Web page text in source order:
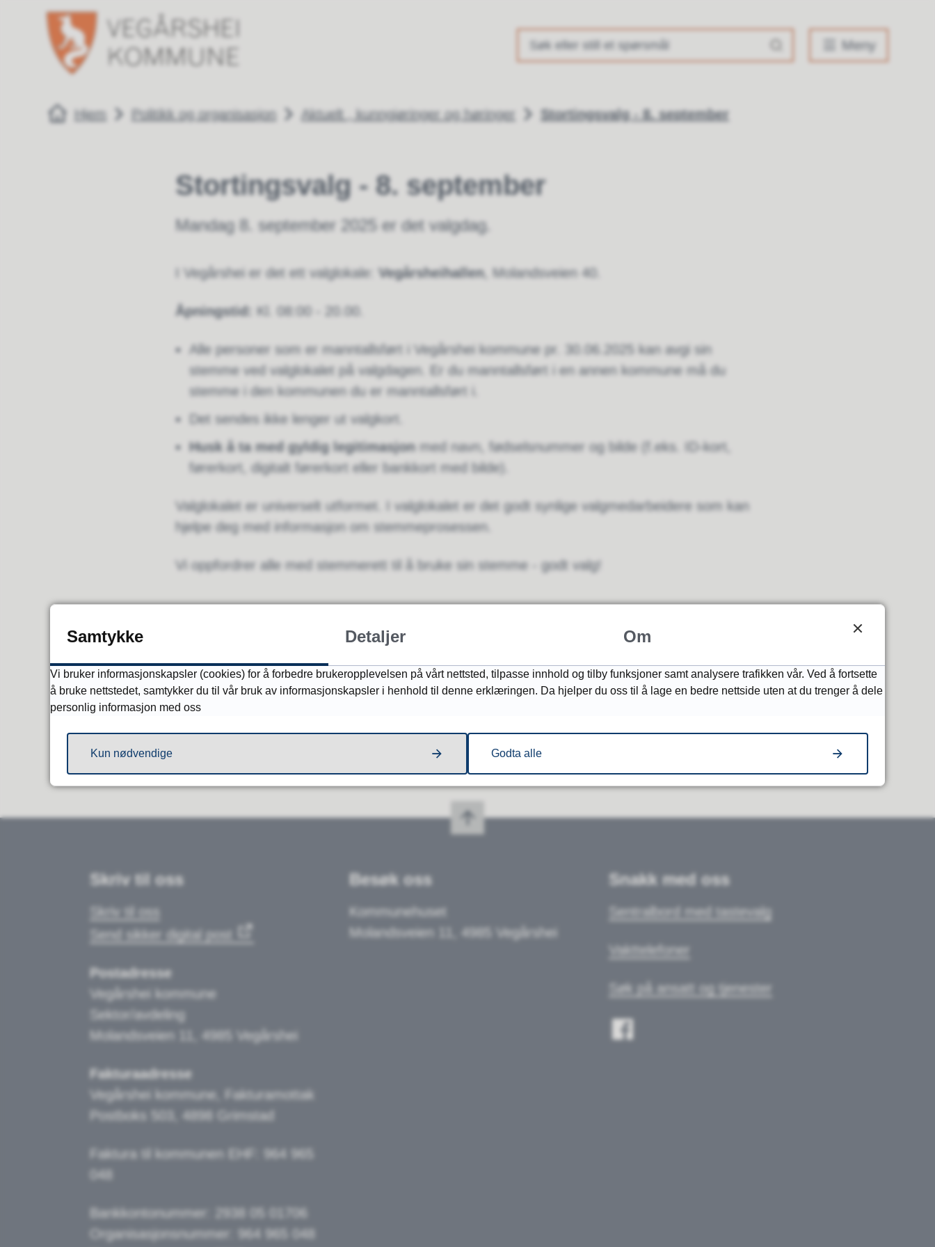
Vegårshei kommune
Meny
Du er her:
Hjem Politikk og organisasjon Aktuelt , kunngjøringer og høringer Stortingsvalg - 8. september
Stortingsvalg - 8. september
Mandag 8. september 2025 er det valgdag.
I Vegårshei er det ett valglokale: Vegårsheihallen, Molandsveien 40.
Åpningstid: Kl. 08:00 - 20.00.
Alle personer som er manntallsført i Vegårshei kommune pr. 30.06.2025 kan avgi sin
stemme ved valglokalet på valgdagen. Er du manntallsført i en annen kommune må du
stemme i den kommunen du er manntallsført i.
Det sendes ikke lenger ut valgkort.
Husk å ta med gyldig legitimasjon med navn, fødselsnummer og bilde (f.eks. ID-kort,
førerkort, digitalt førerkort eller bankkort med bilde).
Valglokalet er universelt utformet. I valglokalet er det godt synlige valgmedarbeidere som kan
hjelpe deg med informasjon om stemmeprosessen.
Vi oppfordrer alle med stemmerett til å bruke sin stemme - godt valg!
Sist endret 05.09.2025 08:27
Fant du det du lette etter?
Skriv til oss
Skriv til oss
Send sikker digital post
Postadresse
Vegårshei kommune
Sektor/avdeling
Molandsveien 11, 4985 Vegårshei
Fakturaadresse
Vegårshei kommune, Fakturamottak
Postboks 503, 4898 Grimstad
Faktura til kommunen EHF: 964 965
048
Bankkontonummer:
2938 05 01706
Organisasjonsnummer: 964 965 048
Besøk oss
Kommunehuset
Molandsveien 11, 4985 Vegårshei
Snakk med oss
Sentralbord med tastevalg
Vakttelefoner
Søk på ansatt og tjenester
Samtykke Detaljer Om
Vi bruker informasjonskapsler (cookies) for å forbedre brukeropplevelsen på vårt nettsted, tilpasse innhold og tilby funksjoner samt analysere trafikken vår. Ved å fortsette
å bruke nettstedet, samtykker du til vår bruk av informasjonskapsler i henhold til denne erklæringen. Da hjelper du oss til å lage en bedre nettside uten at du trenger å dele
personlig informasjon med oss
Kun nødvendige Godta alle